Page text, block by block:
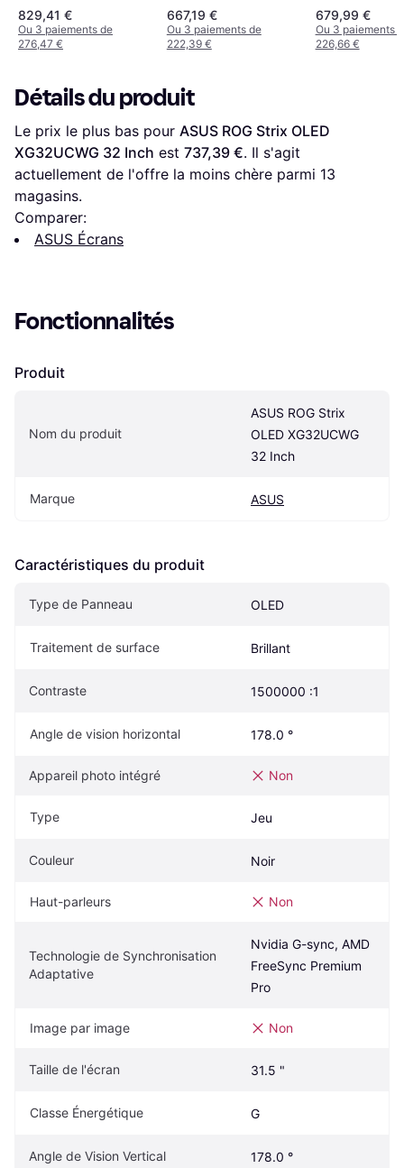
HD QD OLED Monitor
829,41 €
Ou 3 paiements de
276,47 €
667,19 €
Ou 3 paiements de
222,39 €
679,99 €
Ou 3 paiements
226,66 €
Détails du produit
Le prix le plus bas pour ASUS ROG Strix OLED
XG32UCWG 32 Inch est 737,39 €. Il s'agit
actuellement de l'offre la moins chère parmi 13
magasins.
Comparer:
ASUS Écrans
Fonctionnalités
Produit
Nom du produit
ASUS ROG Strix
OLED XG32UCWG
32 Inch
Marque ASUS
Caractéristiques du produit
Type de Panneau OLED
Traitement de surface Brillant
Contraste 1500000 :1
Angle de vision horizontal 178.0 °
Appareil photo intégré Non
Type Jeu
Couleur Noir
Haut-parleurs Non
Technologie de Synchronisation
Adaptative
Nvidia G-sync, AMD
FreeSync Premium
Pro
Image par image Non
Taille de l'écran 31.5 "
Classe Énergétique G
Angle de Vision Vertical 178.0 °